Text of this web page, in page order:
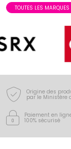
TOUTES LES MARQUES
Origine des
par le Ministère
Paiement en
100% sécurisé